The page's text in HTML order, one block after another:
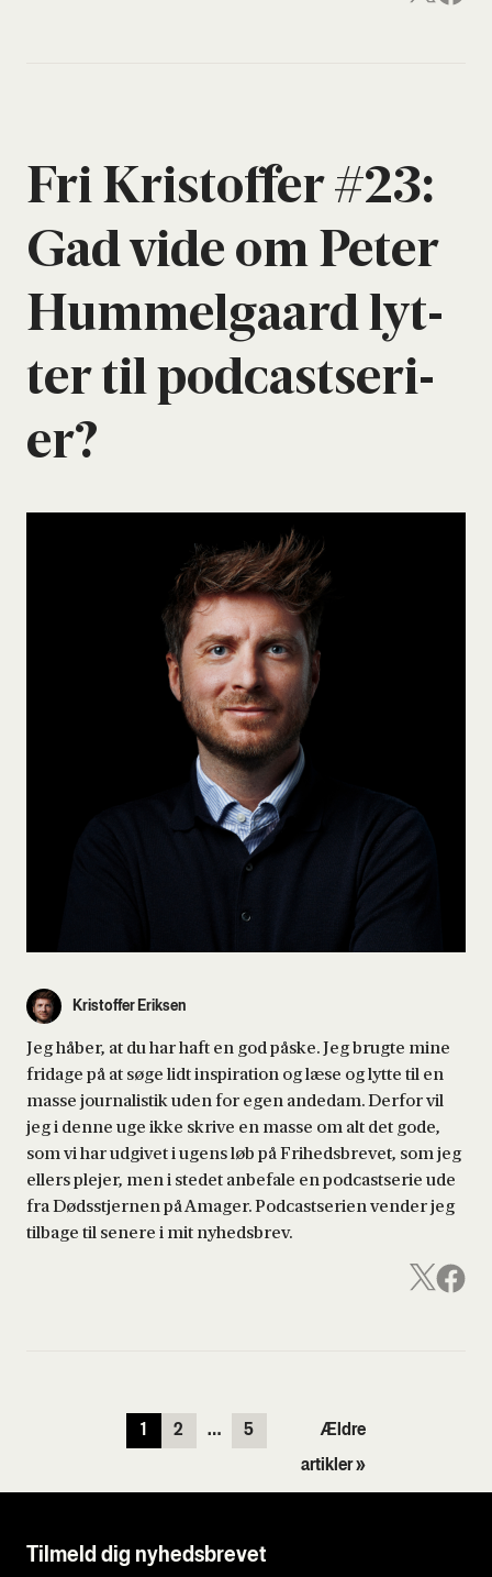
Fri Kri­stof­fer #23:
Gad vide om Peter
Hum­mel­gaard lyt­
ter til podcast­se­ri­
er?
Kristoffer Eriksen
Jeg håber, at du har haft en god påske. Jeg brugte mine
fridage på at søge lidt inspiration og læse og lytte til en
masse journalistik uden for egen andedam. Derfor vil
jeg i denne uge ikke skrive en masse om alt det gode,
som vi har udgivet i ugens løb på Frihedsbrevet, som jeg
ellers plejer, men i stedet anbefale en podcastserie ude
fra Dødsstjernen på Amager. Podcastserien vender jeg
tilbage til senere i mit nyhedsbrev.
1 2 … 5
Ældre
artikler »
Tilmeld dig nyhedsbrevet